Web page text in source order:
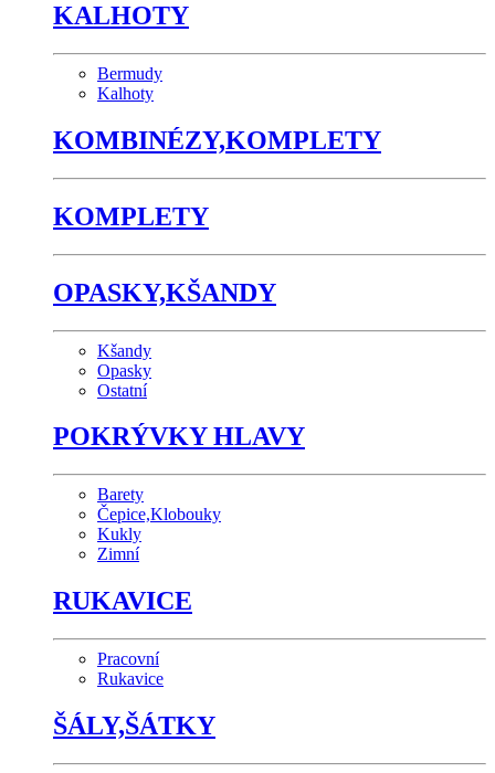
KALHOTY
Bermudy
Kalhoty
KOMBINÉZY,KOMPLETY
KOMPLETY
OPASKY,KŠANDY
Kšandy
Opasky
Ostatní
POKRÝVKY HLAVY
Barety
Čepice,Klobouky
Kukly
Zimní
RUKAVICE
Pracovní
Rukavice
ŠÁLY,ŠÁTKY